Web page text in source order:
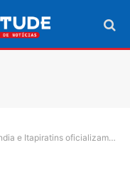
apoio à pré-candidatura de Dorinha Seabra ao Governo